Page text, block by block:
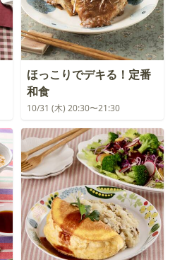
ほっこりでデキる！定番
和食
10/31 (木) 20:30〜21:30